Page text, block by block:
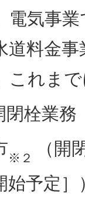
電気事
道料金
これま
閉栓業
※２
（開
始予定